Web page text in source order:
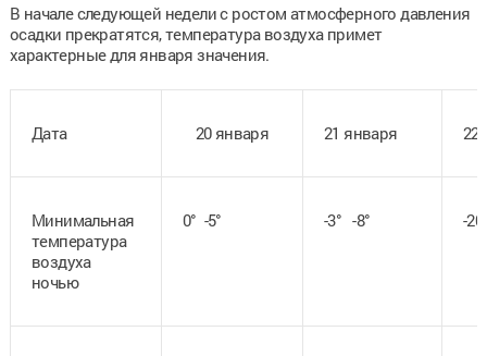
В начале следующей недели с ростом атмосферного давления
осадки прекратятся, температура воздуха примет
характерные для января значения.
Дата 20 января 21 января 22
Минимальная
температура
воздуха
ночью
0° -5° -3° -8° -